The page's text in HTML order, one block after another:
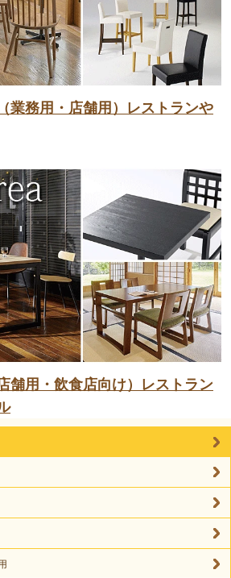
業務用・店舗用）レストランや
舗用・飲食店向け）レストラン